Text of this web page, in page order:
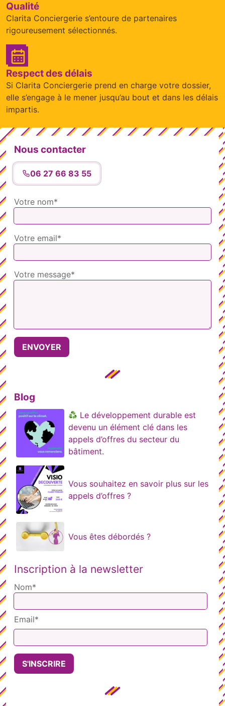
Qualité
Clarita Conciergerie s’entoure de partenaires
rigoureusement sélectionnés.
Respect des délais
Si Clarita Conciergerie prend en charge votre dossier,
elle s’engage à le mener jusqu’au bout et dans les délais
impartis.
Nous contacter
06 27 66 83 55
Votre nom*
Votre email*
Votre message*
Blog
Le développement durable est
devenu un élément clé dans les
appels d’offres du secteur du
bâtiment.
Vous souhaitez en savoir plus sur les
appels d’offres ?
Vous êtes débordés ?
Inscription à la newsletter
Nom*
Email*